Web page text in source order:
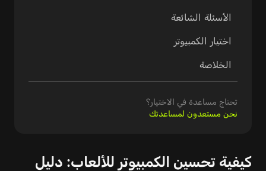
الأسئلة الشائعة
اختيار الكمبيوتر
الخلاصة
تحتاج مساعدة في الاختيار؟
نحن مستعدون لمساعدتك
كيفية تحسين الكمبيوتر للألعاب: دليل